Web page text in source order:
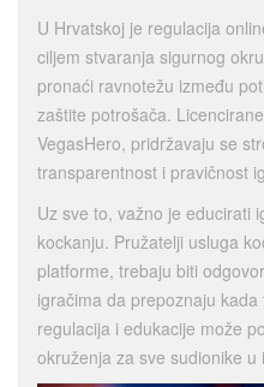
U Hrvatskoj je regulacija
ciljem stvaranja sigurnog
pronaći ravnotežu između
zaštite potrošača.
VegasHero, pridržavaju se
transparentnost i pravičnost
Uz sve to, važno je educirati
kockanju. Pružatelji usluga
platforme, trebaju biti
igračima da prepoznaju
regulacija i edukacije može
okruženja za sve sudionike u